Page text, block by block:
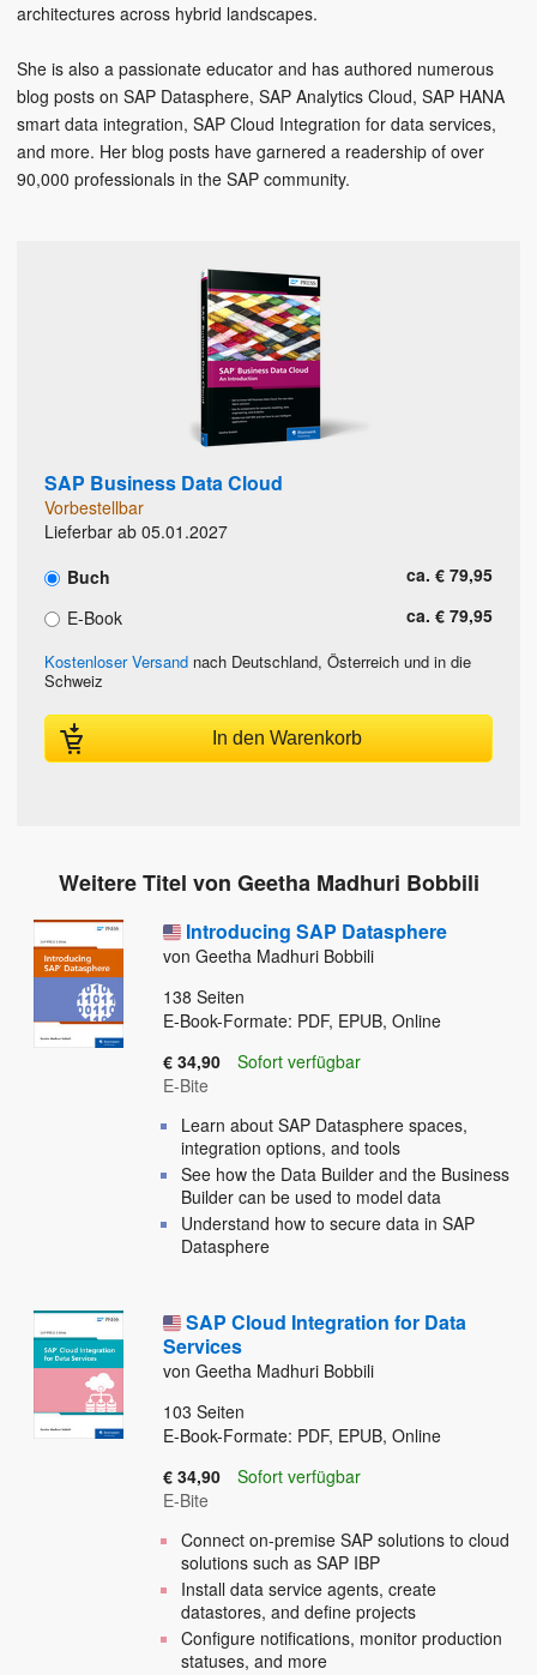
architectures across hybrid landscapes.
She is also a passionate educator and has authored numerous
blog posts on SAP Datasphere, SAP Analytics Cloud, SAP HANA
smart data integration, SAP Cloud Integration for data services,
and more. Her blog posts have garnered a readership of over
90,000 professionals in the SAP community.
SAP Business Data Cloud
Vorbestellbar
Lieferbar ab 05.01.2027
Buch
ca. € 79,95
E-Book
ca. € 79,95
Kostenloser Versand nach Deutschland, Österreich und in die
Schweiz
In den Warenkorb
Weitere Titel von Geetha Madhuri Bobbili
Introducing SAP Datasphere
von Geetha Madhuri Bobbili
138 Seiten
E-Book-Formate: PDF, EPUB, Online
€ 34,90
Sofort verfügbar
E-Bite
Learn about SAP Datasphere spaces,
integration options, and tools
See how the Data Builder and the Business
Builder can be used to model data
Understand how to secure data in SAP
Datasphere
SAP Cloud Integration for Data
Services
von Geetha Madhuri Bobbili
103 Seiten
E-Book-Formate: PDF, EPUB, Online
€ 34,90
Sofort verfügbar
E-Bite
Connect on-premise SAP solutions to cloud
solutions such as SAP IBP
Install data service agents, create
datastores, and define projects
Configure notifications, monitor production
statuses, and more